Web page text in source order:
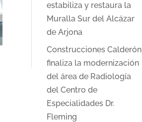
estabiliza y restaura la
Muralla Sur del Alcázar
de Arjona
Construcciones Calderón
finaliza la modernización
del área de Radiología
del Centro de
Especialidades Dr.
Fleming